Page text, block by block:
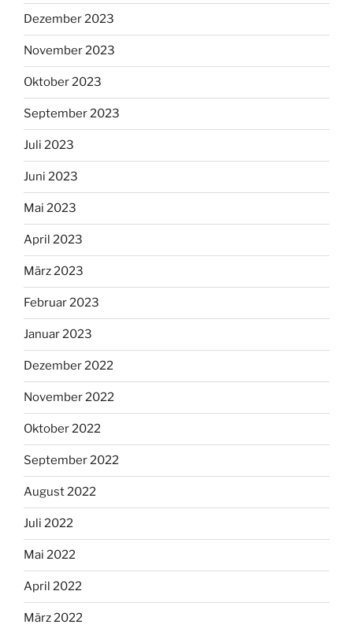
Dezember 2023
November 2023
Oktober 2023
September 2023
Juli 2023
Juni 2023
Mai 2023
April 2023
März 2023
Februar 2023
Januar 2023
Dezember 2022
November 2022
Oktober 2022
September 2022
August 2022
Juli 2022
Mai 2022
April 2022
März 2022